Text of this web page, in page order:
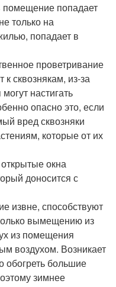
попадает
только на
попадает в
проветривание
сквознякам, из-за
настигать
опасно это, если
вред сквозняки
которые от их
окна
доносится с
извне, способствуют
вымещению из
из помещения
воздухом. Возникает
обогреть большие
зимнее